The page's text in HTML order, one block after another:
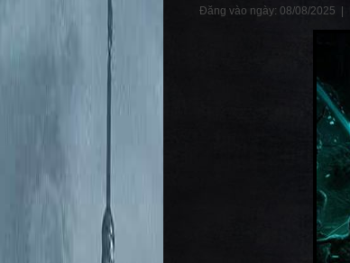
Đăng vào ngày: 08/08/2025 |